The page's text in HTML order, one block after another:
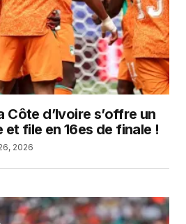
Côte d’Ivoire s’offre un
file en 16es de finale !
2026